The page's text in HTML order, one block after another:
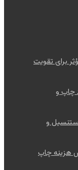
برای تقویت
چاپ و
و
هزینه چاپ